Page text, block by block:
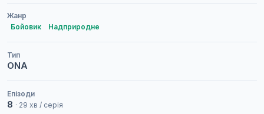
Жанр
Бойовик
Надприродне
Тип
ONA
Епізоди
8 · 29 хв / серія